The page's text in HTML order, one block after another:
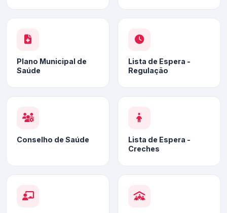
Plano Municipal de
Saúde
Lista de Espera -
Regulação
Conselho de Saúde
Lista de Espera -
Creches